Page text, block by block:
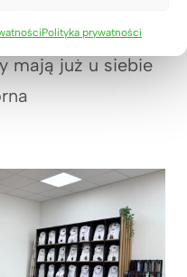
Polityka prywatności
nasze meble u
mają już u siebie